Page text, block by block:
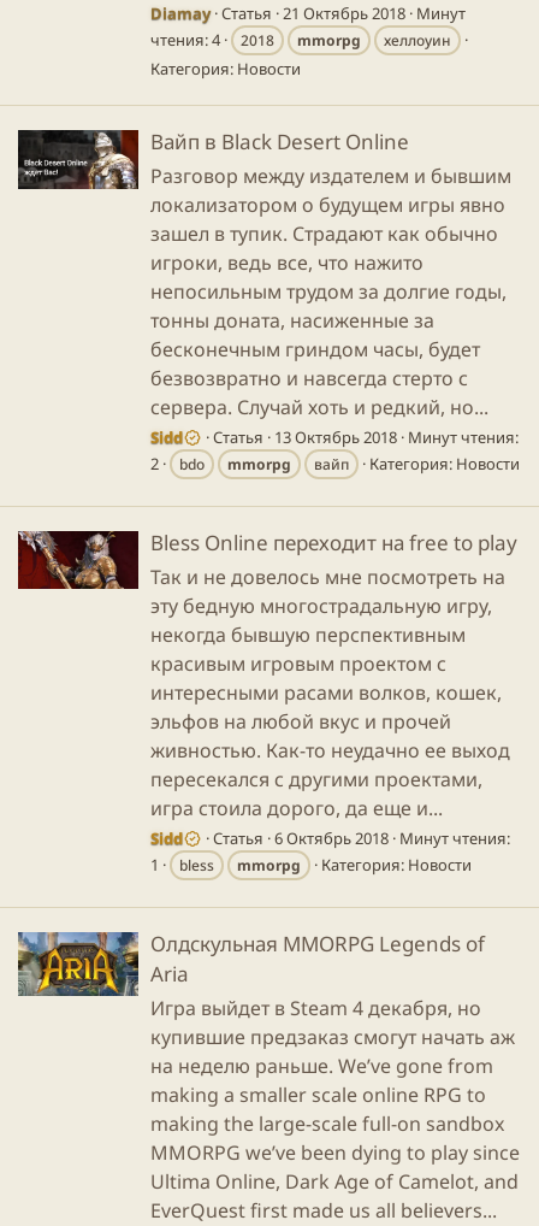
Diamay Статья 21 Октябрь 2018 Минут
чтения: 4
2018 mmorpg хеллоуин
Категория: Новости
Вайп в Black Desert Online
Разговор между издателем и бывшим
локализатором о будущем игры явно
зашел в тупик. Страдают как обычно
игроки, ведь все, что нажито
непосильным трудом за долгие годы,
тонны доната, насиженные за
бесконечным гриндом часы, будет
безвозвратно и навсегда стерто с
сервера. Случай хоть и редкий, но...
Sidd Статья 13 Октябрь 2018 Минут чтения:
2
bdo mmorpg вайп Категория: Новости
Bless Online переходит на free to play
Так и не довелось мне посмотреть на
эту бедную многострадальную игру,
некогда бывшую перспективным
красивым игровым проектом с
интересными расами волков, кошек,
эльфов на любой вкус и прочей
живностью. Как-то неудачно ее выход
пересекался с другими проектами,
игра стоила дорого, да еще и...
Sidd Статья 6 Октябрь 2018 Минут чтения:
1
bless mmorpg Категория: Новости
Олдскульная MMORPG Legends of
Aria
Игра выйдет в Steam 4 декабря, но
купившие предзаказ смогут начать аж
на неделю раньше. We’ve gone from
making a smaller scale online RPG to
making the large-scale full-on sandbox
MMORPG we’ve been dying to play since
Ultima Online, Dark Age of Camelot, and
EverQuest first made us all believers...